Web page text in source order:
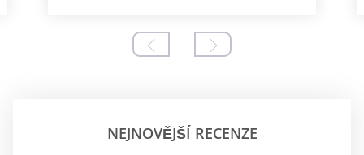
NEJNOVĚJŠÍ RECENZE